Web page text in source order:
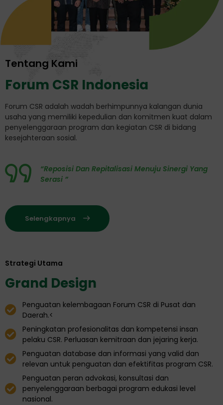
Tentang Kami
Forum CSR Indonesia
Forum CSR adalah wadah berhimpunnya kalangan dunia
usaha yang memiliki kepedulian dan komitmen kuat dalam
penyelenggaraan program dan kegiatan CSR di bidang
kesejahteraan sosial.
“Reposisi Dan Repitalisasi Menuju Sinergi Yang
Serasi ”
Selengkapnya
Strategi Utama
Grand Design
Penguatan kelembagaan Forum CSR di Pusat dan
Daerah.<
Peningkatan profesionalitas dan kompetensi insan
pelaku CSR. Perluasan kemitraan dan jejaring kerja.
Penguatan database dan informasi yang valid dan
relevan untuk penguatan dan efektifitas program CSR.
Penguatan peran advokasi, konsultasi dan
penyelenggaraan berbagai program edukasi level
nasional.